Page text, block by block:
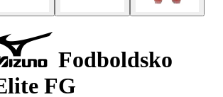
Fodboldsko
FG